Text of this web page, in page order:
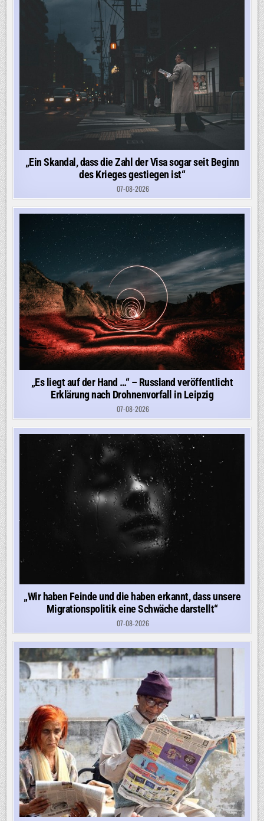
„Ein Skandal, dass die Zahl der Visa sogar seit Beginn
des Krieges gestiegen ist“
07-08-2026
„Es liegt auf der Hand …“ – Russland veröffentlicht
Erklärung nach Drohnenvorfall in Leipzig
07-08-2026
„Wir haben Feinde und die haben erkannt, dass unsere
Migrationspolitik eine Schwäche darstellt“
07-08-2026